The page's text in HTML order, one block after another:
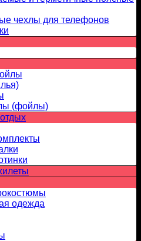
чехлы для телефонов
(фойлы)
одежда